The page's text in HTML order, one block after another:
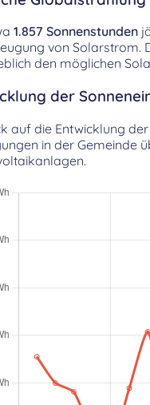
1.857 Sonnenstunden
von Solarstrom.
den möglichen
der
auf die Entwicklung
in der Gemeinde